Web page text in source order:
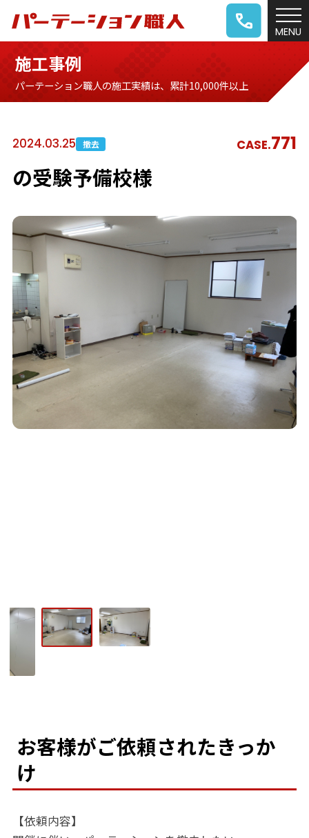
施工事例
パーテーション職人の施工実績は、累計10,000件以上
2024.03.25 撤去 CASE.771
の受験予備校様
お客様がご依頼されたきっか
け
【依頼内容】